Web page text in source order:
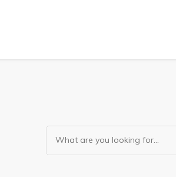
Looking
for